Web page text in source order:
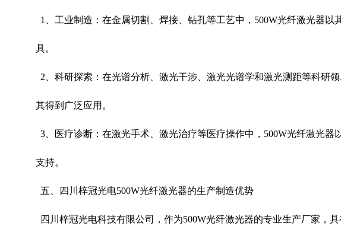
1 、工业制造：在金属切割、焊接、钻孔等工艺中， 500W光纤激光器以
具。
2 、科研探索：在光谱分析、激光干涉、激光光谱学和激光测距等科研领
其得到广泛应用。
3、医疗诊断：在激光手术、激光治疗等医疗操作中， 500W光纤激光器
支持。
五、四川梓冠光电500W光纤激光器的生产制造优势
四川梓冠光电科技有限公司，作为500W光纤激光器的专业生产厂家，具